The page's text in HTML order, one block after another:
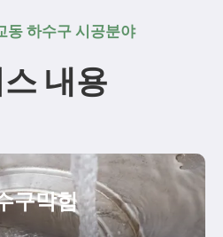
동 하수구 시공분야
내용
구막힘